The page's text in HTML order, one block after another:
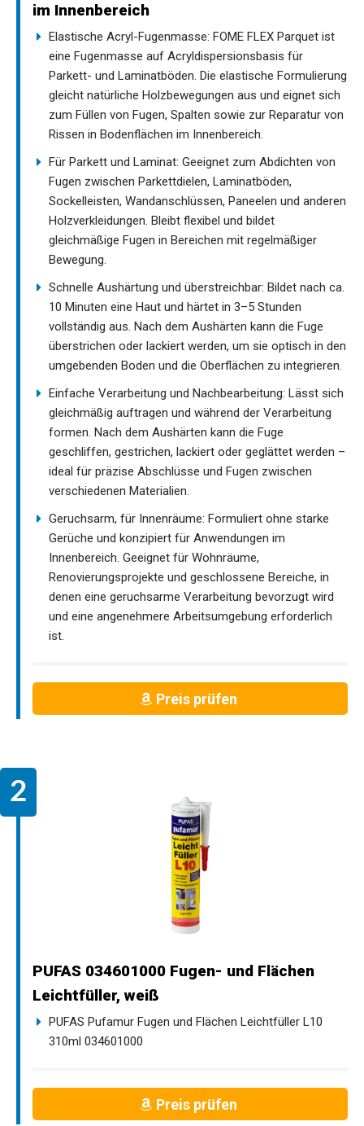
im Innenbereich
Elastische Acryl-Fugenmasse: FOME FLEX Parquet ist
eine Fugenmasse auf Acryldispersionsbasis für
Parkett- und Laminatböden. Die elastische Formulierung
gleicht natürliche Holzbewegungen aus und eignet sich
zum Füllen von Fugen, Spalten sowie zur Reparatur von
Rissen in Bodenflächen im Innenbereich.
Für Parkett und Laminat: Geeignet zum Abdichten von
Fugen zwischen Parkettdielen, Laminatböden,
Sockelleisten, Wandanschlüssen, Paneelen und anderen
Holzverkleidungen. Bleibt flexibel und bildet
gleichmäßige Fugen in Bereichen mit regelmäßiger
Bewegung.
Schnelle Aushärtung und überstreichbar: Bildet nach ca.
10 Minuten eine Haut und härtet in 3–5 Stunden
vollständig aus. Nach dem Aushärten kann die Fuge
überstrichen oder lackiert werden, um sie optisch in den
umgebenden Boden und die Oberflächen zu integrieren.
Einfache Verarbeitung und Nachbearbeitung: Lässt sich
gleichmäßig auftragen und während der Verarbeitung
formen. Nach dem Aushärten kann die Fuge
geschliffen, gestrichen, lackiert oder geglättet werden –
ideal für präzise Abschlüsse und Fugen zwischen
verschiedenen Materialien.
Geruchsarm, für Innenräume: Formuliert ohne starke
Gerüche und konzipiert für Anwendungen im
Innenbereich. Geeignet für Wohnräume,
Renovierungsprojekte und geschlossene Bereiche, in
denen eine geruchsarme Verarbeitung bevorzugt wird
und eine angenehmere Arbeitsumgebung erforderlich
ist.
Preis prüfen
PUFAS 034601000 Fugen- und Flächen
Leichtfüller, weiß
PUFAS Pufamur Fugen und Flächen Leichtfüller L10
310ml 034601000
Preis prüfen